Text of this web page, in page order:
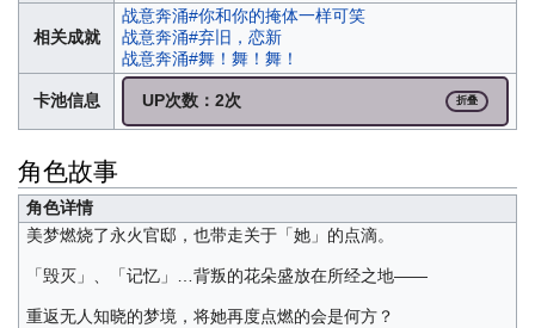
相关成就
战意奔涌#你和你的掩体一样可笑
战意奔涌#弃旧，恋新
战意奔涌#舞！舞！舞！
卡池信息 UP次数：2次 折叠
角色故事
角色详情
美梦燃烧了永火官邸，也带走关于「她」的点滴。
「毁灭」、「记忆」…背叛的花朵盛放在所经之地——
重返无人知晓的梦境，将她再度点燃的会是何方？